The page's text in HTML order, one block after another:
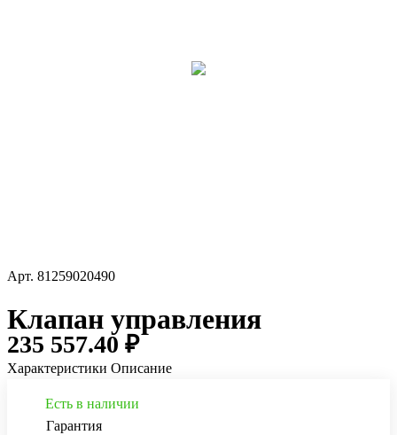
Арт. 81259020490
Клапан управления
235 557.40 ₽
Характеристики Описание
Есть в наличии
Гарантия